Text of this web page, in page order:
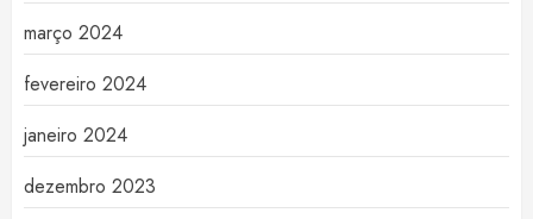
março 2024
fevereiro 2024
janeiro 2024
dezembro 2023